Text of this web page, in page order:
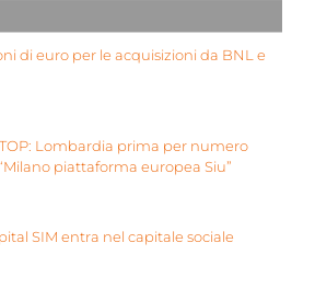
di euro per le acquisizioni da BNL e
Lombardia prima per numero
piattaforma europea Siu”
SIM entra nel capitale sociale